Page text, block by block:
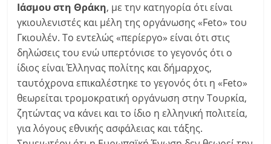
Ιάσμου στη Θράκη, με την κατηγορία ότι είναι
γκιουλενιστές και μέλη της οργάνωσης «Feto» του
Γκιουλέν. Το εντελώς «περίεργο» είναι ότι στις
δηλώσεις του ενώ υπερτόνισε το γεγονός ότι ο
ίδιος είναι Έλληνας πολίτης και δήμαρχος,
ταυτόχρονα επικαλέστηκε το γεγονός ότι η «Feto»
θεωρείται τρομοκρατική οργάνωση στην Τουρκία,
ζητώντας να κάνει και το ίδιο η ελληνική πολιτεία,
για λόγους εθνικής ασφάλειας και τάξης.